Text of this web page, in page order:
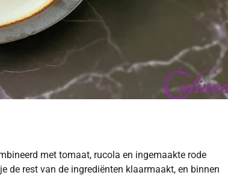
met tomaat, rucola en ingemaakte rode
de rest van de ingrediënten klaarmaakt, en binnen